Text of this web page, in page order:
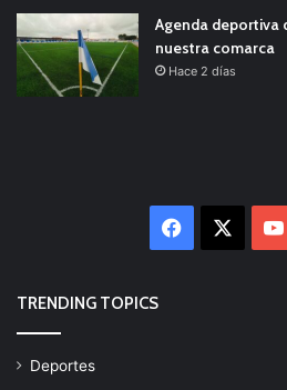
Agenda deportiva
nuestra comarca
Hace 2 días
Facebook
TRENDING TOPICS
Deportes